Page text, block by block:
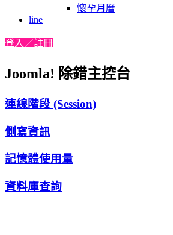
懷孕月曆
line
登入／註冊
Joomla! 除錯主控台
連線階段 (Session)
側寫資訊
記憶體使用量
資料庫查詢